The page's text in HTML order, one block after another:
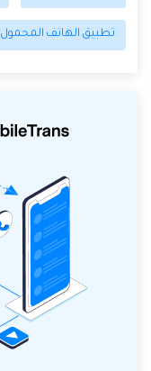
تطبيق الهاتف المحمول